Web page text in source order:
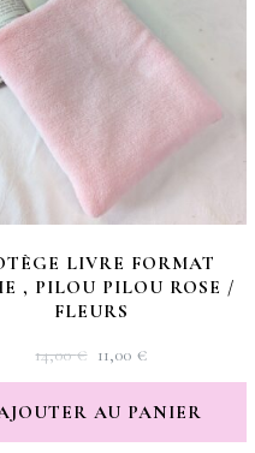
LIVRE FORMAT
, PILOU PILOU ROSE /
FLEURS
14,00€ LE
PRIX
INITIAL
11,00 €LE
PRIX
ACTUEL
AU PANIER